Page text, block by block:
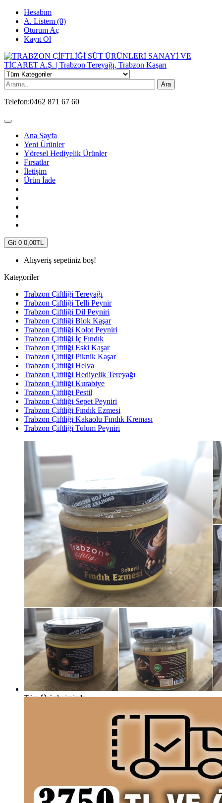
Hesabım
A. Listem (0)
Oturum Aç
Kayıt Ol
Ara
Telefon:0462 871 67 60
Ana Sayfa
Yeni Ürünler
Yöresel Hediyelik Ürünler
Fırsatlar
İletişim
Ürün İade
Git 0 0,00TL
Alışveriş sepetiniz boş!
Kategoriler
Trabzon Çiftliği Tereyağı
Trabzon Çiftliği Telli Peynir
Trabzon Çiftliği Dil Peyniri
Trabzon Çiftliği Blok Kaşar
Trabzon Çiftliği Kolot Peyniri
Trabzon Çiftliği İç Fındık
Trabzon Çiftliği Eski Kaşar
Trabzon Çiftliği Piknik Kaşar
Trabzon Çiftliği Helva
Trabzon Çiftliği Hediyelik Tereyağı
Trabzon Çiftliği Kurabiye
Trabzon Çiftliği Pestil
Trabzon Çiftliği Sepet Peyniri
Trabzon Çiftliği Fındık Ezmesi
Trabzon Çiftliği Kakaolu Fındık Kreması
Trabzon Çiftliği Tulum Peyniri
Tüm Ürünlerimizde,